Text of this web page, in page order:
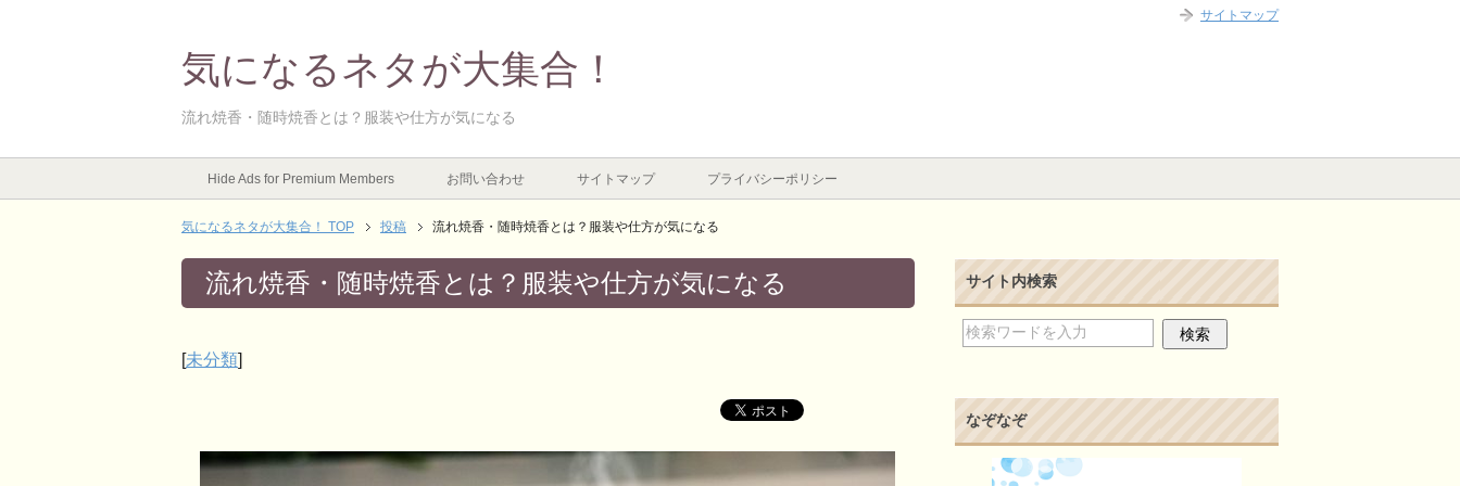
気になるネタが大集合！
流れ焼香・随時焼香とは？服装や仕方が気になる
Hide Ads for Premium Members お問い合わせ サイトマップ プライバシーポリシー
気になるネタが大集合！ TOP 投稿 流れ焼香・随時焼香とは？服装や仕方が気になる
流れ焼香・随時焼香とは？服装や仕方が気になる
[未分類]
サイト内検索
なぞなぞ
サイトマップ